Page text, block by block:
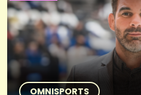
OMNISPORTS